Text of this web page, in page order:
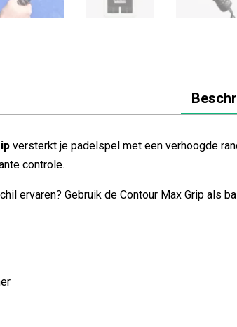
versterkt je padelspel met een verhoogde
controle.
ervaren? Gebruik de Contour Max Grip als